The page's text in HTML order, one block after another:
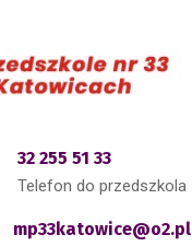
32 255 51 33
Telefon do przedszkola
mp33katowice@o2.pl